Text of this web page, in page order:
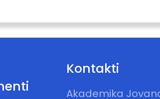
Kontakti
Akademika